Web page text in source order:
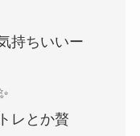
持ちいいー
レとか贅